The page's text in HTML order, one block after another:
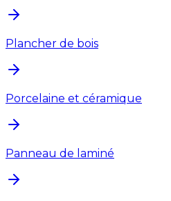
Plancher de bois
Porcelaine et céramique
Panneau de laminé